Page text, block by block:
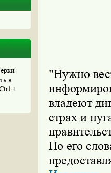
в
+
"Нужно
владеют
страх и
По его